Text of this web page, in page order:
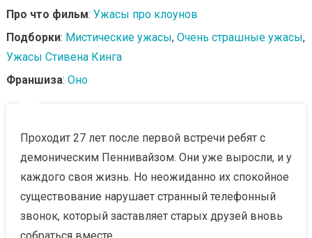
Про что фильм: Ужасы про клоунов
Подборки: Мистические ужасы, Очень страшные ужасы,
Ужасы Стивена Кинга
Франшиза: Оно
Проходит 27 лет после первой встречи ребят с
демоническим Пеннивайзом. Они уже выросли, и у
каждого своя жизнь. Но неожиданно их спокойное
существование нарушает странный телефонный
звонок, который заставляет старых друзей вновь